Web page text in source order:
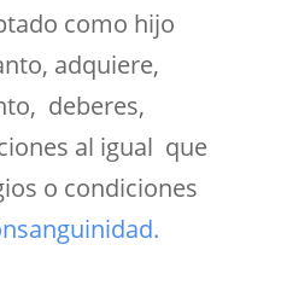
como hijo
adquiere,
deberes,
al igual que
o condiciones